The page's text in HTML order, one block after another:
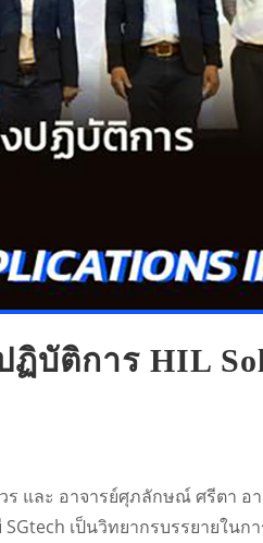
บัติการ HIL
และ อาจารย์ศุภลักษณ์ ศรีตา อ
เป็นวิทยากรบรรยายในก